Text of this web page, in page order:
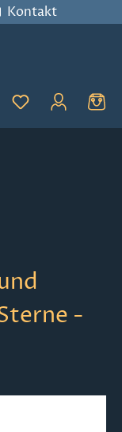
Kontakt
Du hast 0
-